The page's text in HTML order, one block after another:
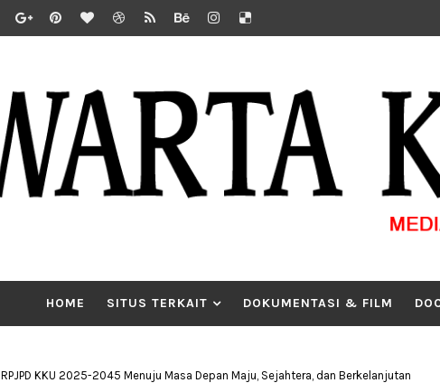
HOME SITUS TERKAIT DOKUMENTASI & FILM
RPJPD KKU 2025-2045 Menuju Masa Depan Maju, Sejahtera, dan Berkelanjutan